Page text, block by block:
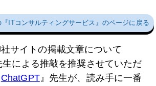
『ITコンサルティングサービス』のページに戻る
サイトの掲載文章について
生による推敲を推奨させていただ
ChatGPT』先生が、読み手に一番